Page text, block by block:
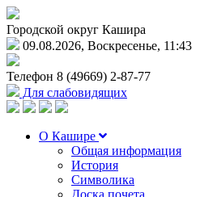
Городской округ Кашира
09.08.2026, Воскресенье, 11:43
Телефон 8 (49669) 2-87-77
Для слабовидящих
О Кашире
Общая информация
История
Символика
Доска почета